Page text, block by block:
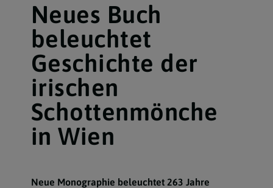
Neues Buch
beleuchtet
Geschichte der
irischen
Schottenmönche
in Wien
Neue Monographie beleuchtet 263 Jahre